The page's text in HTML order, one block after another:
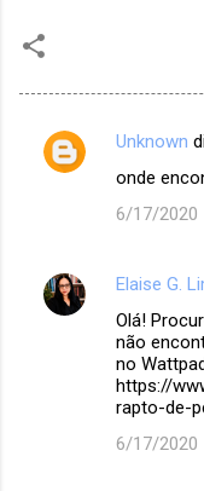
C
n
Unknown
onde
6/17/2020
Elaise G.
Olá!
não
no
https://
rapto-de-
6/17/2020